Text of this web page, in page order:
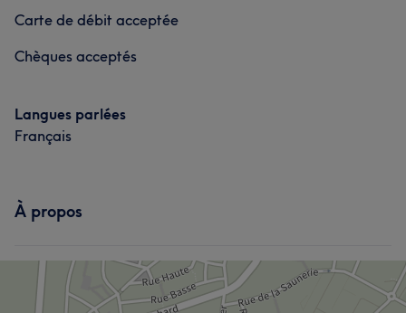
Carte de débit acceptée
Chèques acceptés
Langues parlées
Français
À propos